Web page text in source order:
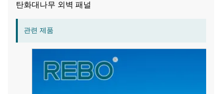
탄화대나무 외벽 패널
관련 제품